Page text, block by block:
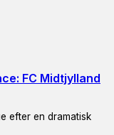
FC Midtjylland
efter en dramatisk